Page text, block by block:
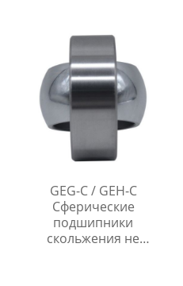
GEG-C / GEH-C
Сферические
подшипники
скольжения не